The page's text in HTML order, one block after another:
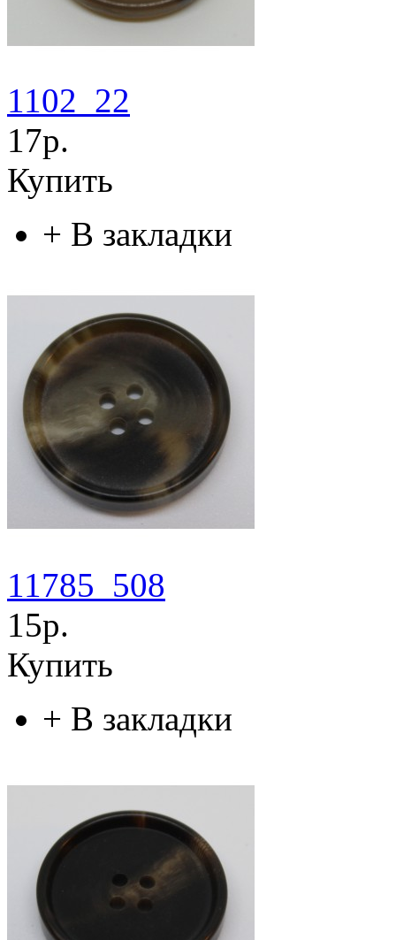
1102_22
17р.
Купить
+ В закладки
11785_508
15р.
Купить
+ В закладки